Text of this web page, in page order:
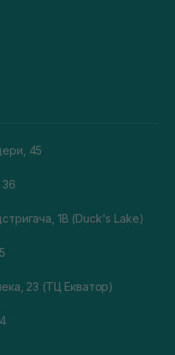
45
36
1В (Duck's Lake)
23 (ТЦ Екватор)